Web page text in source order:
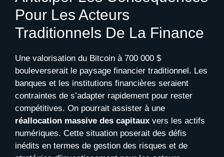
Pour Les Acteurs
Traditionnels De La Finance
Une valorisation du Bitcoin à 700 000 $
bouleverserait le paysage financier traditionnel. Les
banques et les institutions financières seraient
contraintes de s’adapter rapidement pour rester
compétitives. On pourrait assister à une
réallocation massive des capitaux vers les actifs
numériques. Cette situation poserait des défis
inédits en termes de gestion des risques et de